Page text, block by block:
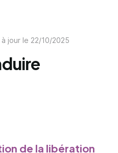
à jour le 22/10/2025
de la libération